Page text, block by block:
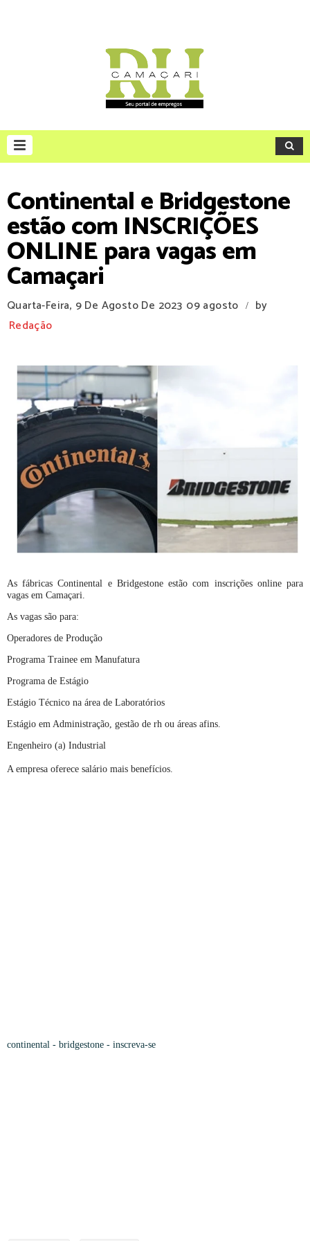
Continental e Bridgestone
estão com INSCRIÇÕES
ONLINE para vagas em
Camaçari
Quarta-Feira, 9 De Agosto De 2023 09 agosto /
by
Redação
As fábricas Continental e Bridgestone estão com inscrições online para
vagas em Camaçari.
As vagas são para:
Operadores de Produção
Programa Trainee em Manufatura
Programa de Estágio
Estágio Técnico na área de Laboratórios
Estágio em Administração, gestão de rh ou áreas afins.
Engenheiro (a) Industrial
A empresa oferece salário mais benefícios.
continental - bridgestone - inscreva-se